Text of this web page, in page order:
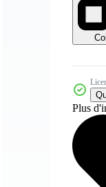
Plus